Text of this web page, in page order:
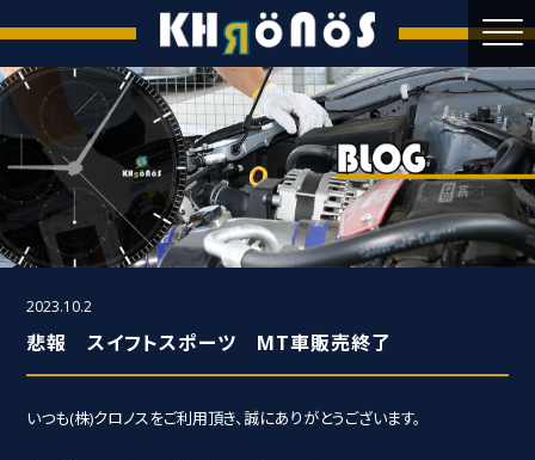
2023.10.2
悲報 スイフトスポーツ MT車販売終了
いつも(株)クロノスをご利用頂き、誠にありがとうございます。